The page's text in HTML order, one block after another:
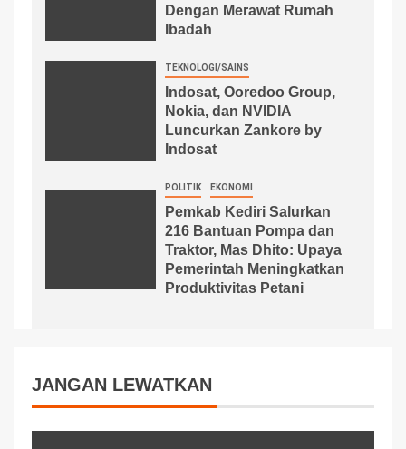
Dengan Merawat Rumah
Ibadah
TEKNOLOGI/SAINS
Indosat, Ooredoo Group,
Nokia, dan NVIDIA
Luncurkan Zankore by
Indosat
POLITIK EKONOMI
Pemkab Kediri Salurkan
216 Bantuan Pompa dan
Traktor, Mas Dhito: Upaya
Pemerintah Meningkatkan
Produktivitas Petani
JANGAN LEWATKAN